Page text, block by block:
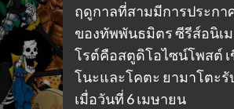
ฤดูกาลที่สามมีการประก
ของทัพพันธมิตร ซีรีส์อนิเ
โรต์คือสตูดิโอไซน์โพสต์
โนะและโคตะ ยามาโตะรั
เมื่อวันที่ 6 เมษายน